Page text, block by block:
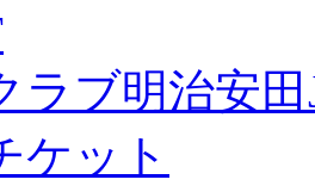
ラブ明治安
ケット